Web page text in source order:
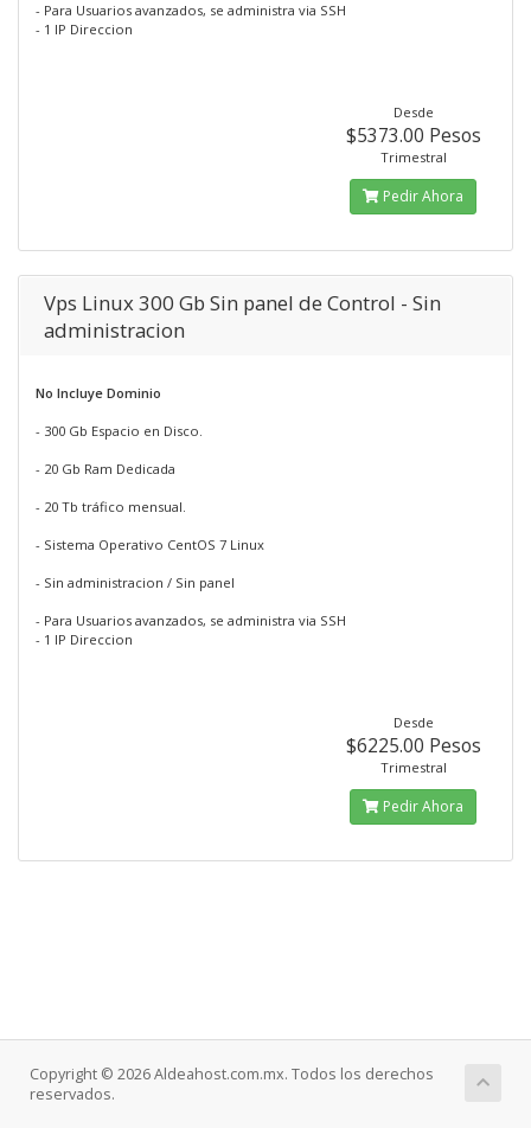
- Para Usuarios avanzados, se administra via SSH
- 1 IP Direccion
Desde
$5373.00 Pesos
Trimestral
Pedir Ahora
Vps Linux 300 Gb Sin panel de Control - Sin
administracion
No Incluye Dominio
- 300 Gb Espacio en Disco.
- 20 Gb Ram Dedicada
- 20 Tb tráfico mensual.
- Sistema Operativo CentOS 7 Linux
- Sin administracion / Sin panel
- Para Usuarios avanzados, se administra via SSH
- 1 IP Direccion
Desde
$6225.00 Pesos
Trimestral
Pedir Ahora
Copyright © 2026 Aldeahost.com.mx. Todos los derechos
reservados.